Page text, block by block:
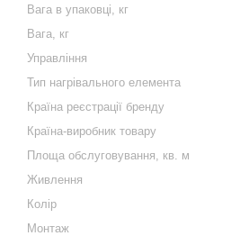
Вага в упаковці, кг
Вага, кг
Управління
Тип нагрівального елемента
Країна реєстрації бренду
Країна-виробник товару
Площа обслуговування, кв. м
Живлення
Колір
Монтаж